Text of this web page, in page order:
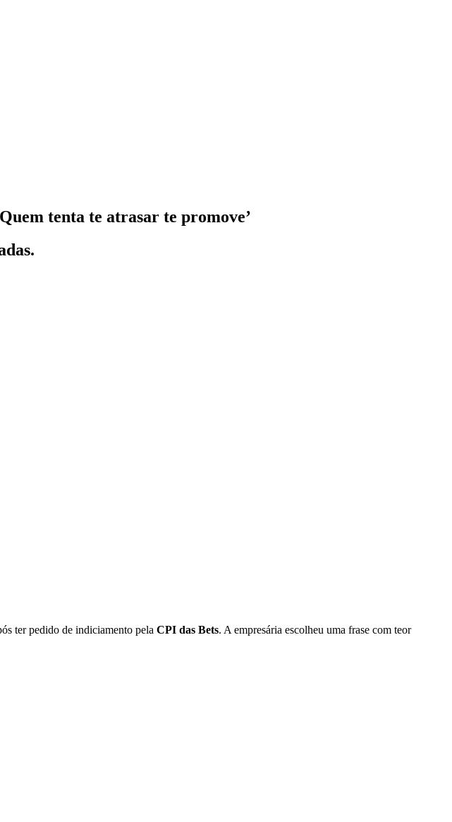
tenta te atrasar te promove’
ter pedido de indiciamento pela CPI das Bets. A empresária escolheu uma frase com teor